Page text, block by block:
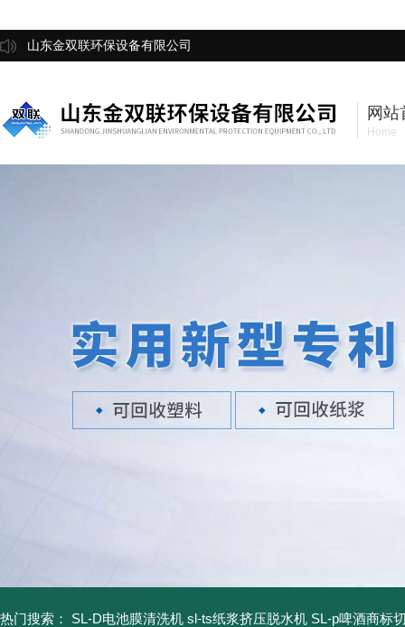
山东金双联环保设备有限公司
网站
Home
热门搜索： SL-D电池膜清洗机 sl-ts纸浆挤压脱水机 SL-p啤酒商标